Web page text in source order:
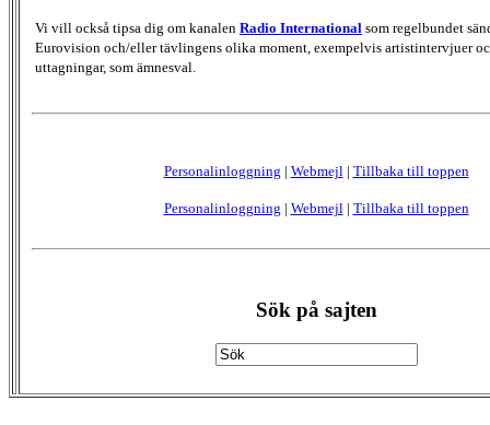
Vi vill också tipsa dig om kanalen Radio International som regelbundet
Eurovision och/eller tävlingens olika moment, exempelvis artistintervjuer
uttagningar, som ämnesval.
Personalinloggning | Webmejl | Tillbaka till toppen
Personalinloggning | Webmejl | Tillbaka till toppen
Sök på sajten